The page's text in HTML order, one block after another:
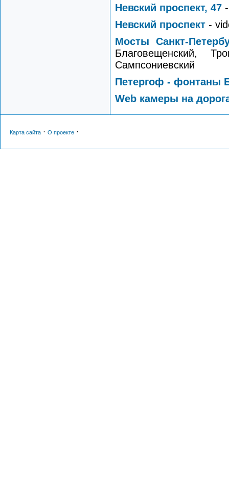
Невский проспект, 47
Невский проспект -
Мосты Санкт-
Благовещенский,
Сампсониевский
Петергоф - фонтаны
Web камеры на
Карта сайта · О проекте ·